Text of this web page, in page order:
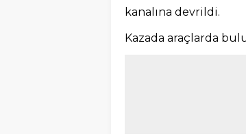
kanalına devrildi.
Kazada araçlarda